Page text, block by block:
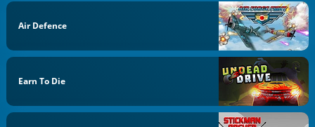
Air Defence
Earn To Die